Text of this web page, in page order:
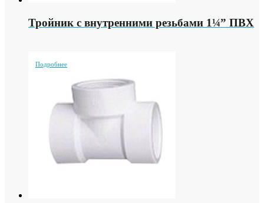
Тройник с внутренними резьбами 1¼” ПВХ
Подробнее